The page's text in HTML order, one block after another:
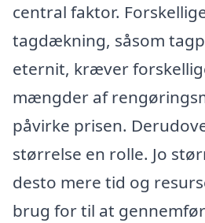
central faktor.
tagdækning, såsom
eternit, kræver
mængder af
påvirke prisen.
størrelse en rolle. Jo
desto mere tid og
brug for til at